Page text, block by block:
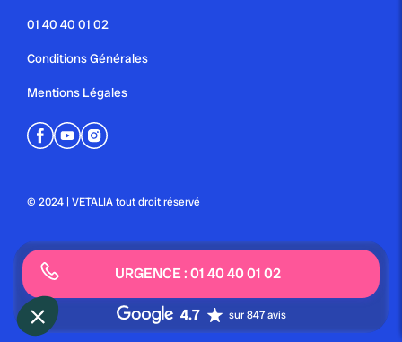
URGENCE : 01 40 40 01 02
4.7 sur 847 avis
01 40 40 01 02
Conditions Générales
Mentions Légales
© 2024 | VETALIA tout droit réservé